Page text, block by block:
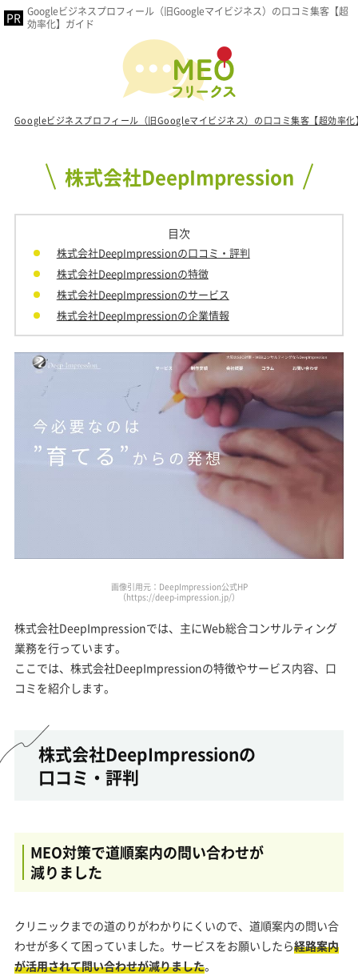
Googleビジネスプロフィール（旧Googleマイビジネス）の口コミ集客【超
効率化】ガイド
Googleビジネスプロフィール（旧Googleマイビジネス）の口コミ集客【超効率化
株式会社DeepImpression
目次
株式会社DeepImpressionの口コミ・評判
株式会社DeepImpressionの特徴
株式会社DeepImpressionのサービス
株式会社DeepImpressionの企業情報
画像引用元：DeepImpression公式HP
（https://deep-impression.jp/）
株式会社DeepImpressionでは、主にWeb総合コンサルティング
業務を行っています。
ここでは、株式会社DeepImpressionの特徴やサービス内容、口
コミを紹介します。
株式会社DeepImpressionの
口コミ・評判
MEO対策で道順案内の問い合わせが
減りました
クリニックまでの道のりがわかりにくいので、道順案内の問い合
わせが多くて困っていました。サービスをお願いしたら経路案内
が活用されて問い合わせが減りました。